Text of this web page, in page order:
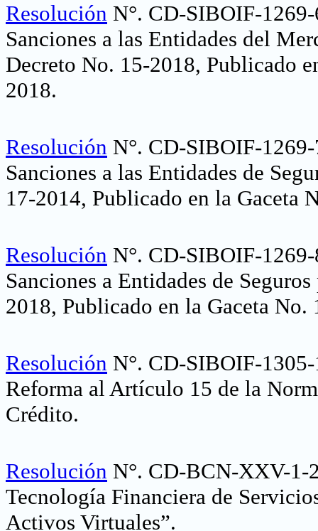
Resolución N°. CD-SIBOIF-
Sanciones a las Entidades del
Decreto No. 15-2018, Publicado
2018.
Resolución N°. CD-SIBOIF-
Sanciones a las Entidades de
17-2014, Publicado en la Gaceta
Resolución N°. CD-SIBOIF-
Sanciones a Entidades de
2018, Publicado en la Gaceta
Resolución N°. CD-SIBOIF-
Reforma al Artículo 15 de la
Crédito.
Resolución N°. CD-BCN-XXV-1-
Tecnología Financiera de
Activos Virtuales”.